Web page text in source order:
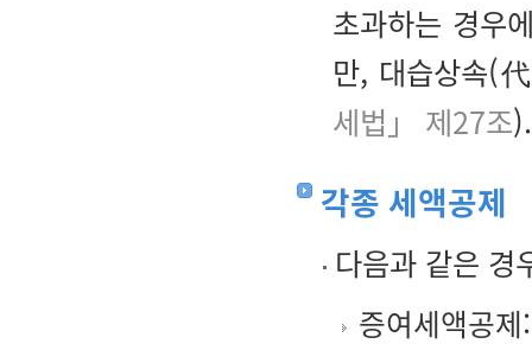
초과하는 경우
만, 대습상속(
세법」 제27조).
각종 세액공제
다음과 같은 경
증여세액공제